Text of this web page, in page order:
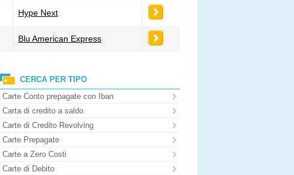
Hype Next
Blu American Express
CERCA PER TIPO
Carte Conto prepagate con Iban
Carta di credito a saldo
Carte di Credito Revolving
Carte Prepagate
Carte a Zero Costi
Carte di Debito